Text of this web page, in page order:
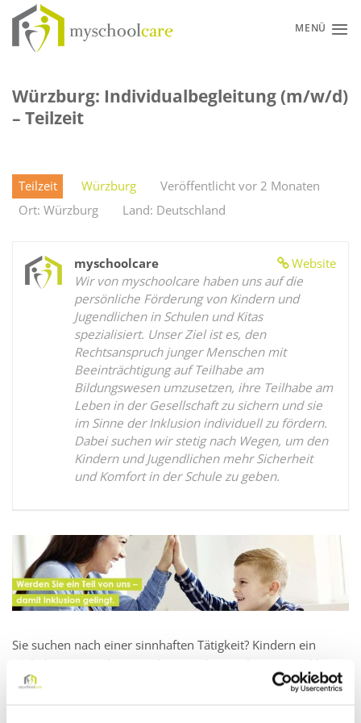
Zum
Inhalt
springen
MENÜ
Würzburg: Individualbegleitung (m/w/d)
– Teilzeit
Teilzeit Würzburg
Veröffentlicht vor 2 Monaten
Ort: Würzburg
Land: Deutschland
Website
myschoolcare
Wir von myschoolcare haben uns auf die
persönliche Förderung von Kindern und
Jugendlichen in Schulen und Kitas
spezialisiert. Unser Ziel ist es, den
Rechtsanspruch junger Menschen mit
Beeinträchtigung auf Teilhabe am
Bildungswesen umzusetzen, ihre Teilhabe am
Leben in der Gesellschaft zu sichern und sie
im Sinne der Inklusion individuell zu fördern.
Dabei suchen wir stetig nach Wegen, um den
Kindern und Jugendlichen mehr Sicherheit
und Komfort in der Schule zu geben.
Sie suchen nach einer sinnhaften Tätigkeit? Kindern ein
Lächeln ins Gesicht zu zaubern und sie in ihrer Entwicklung
zu stärken, macht Ihnen besonders viel Freude? Dann sind
Sie bei der myschoolcare genau richtig.